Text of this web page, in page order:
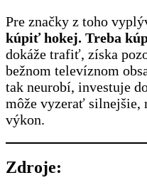
Pre značky z toho
kúpiť hokej. Treba
dokáže trafiť, získa
bežnom televíznom
tak neurobí, investuje
môže vyzerať silnejšie,
výkon.
Zdroje: